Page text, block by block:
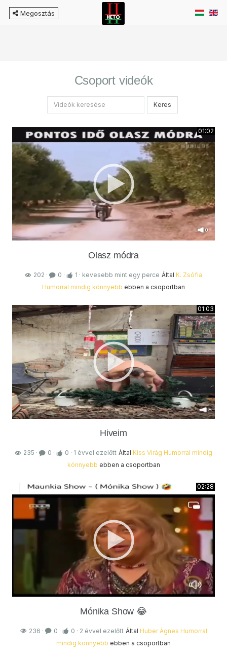
Megosztás
Csoport videók
Keres
01:02
Olasz módra
202 · 0 · 1 · kevesebb mint egy perce Által K. Zsófia
Humorral mindig könnyebb ebben a csoportban
01:03
Hiveim
235 · 0 · 0 · 1 évvel ezelőtt Által Kiss Virág Humorral mindig
könnyebb ebben a csoportban
02:28
Mónika Show 😂
236 · 0 · 0 · 2 évvel ezelőtt Által Huber Ágnes Humorral
mindig könnyebb ebben a csoportban